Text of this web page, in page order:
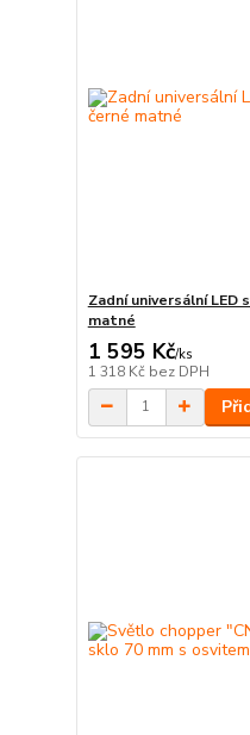
Zadní universální LED
matné
1 595 Kč/ks
1 318 Kč bez DPH